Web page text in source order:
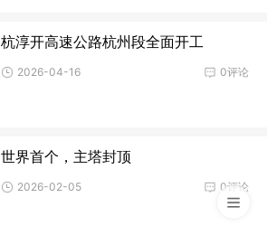
杭淳开高速公路杭州段全面开工
0评论
2026-04-16
世界首个，主塔封顶
0评论
2026-02-05